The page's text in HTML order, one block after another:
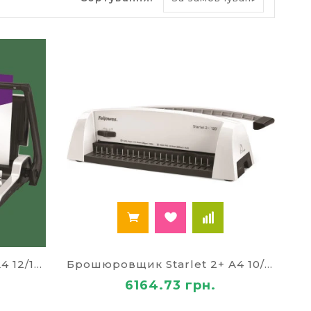
будуть мати відмінний вигляд і ніколи не
аркушів, зверху укладається
брошурування, які будуть відповідати
встановлюється пластикова пружина.
а під час зворотного ходу
яку можна сміливо віддавати керівнику
Що стосується пружин, то зазвичай
та розміром. При необхідності можна
Брошурувальник STAR+ A4 12/150 аркушів Брошюровщик Starlet 2+ A4 10/120 аркушів
6164.73 грн.